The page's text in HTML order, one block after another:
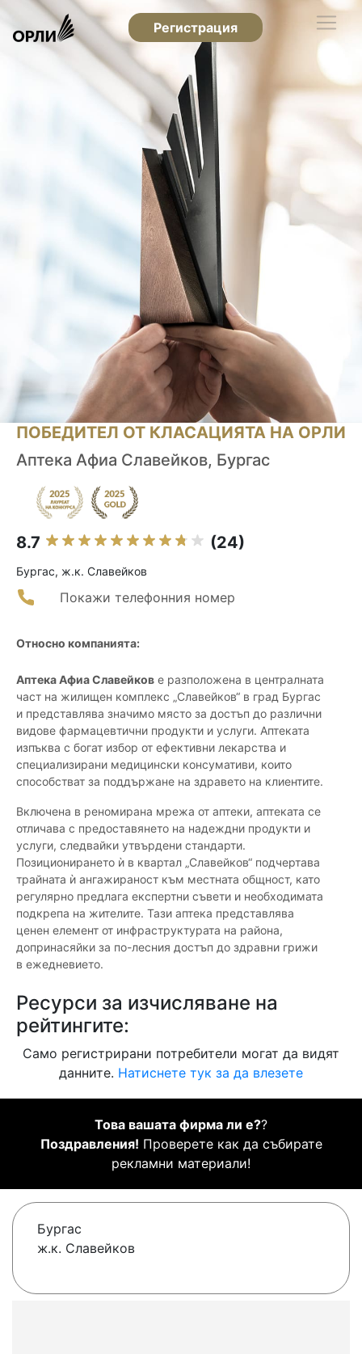
Регистрация
ПОБЕДИТЕЛ ОТ КЛАСАЦИЯТА НА ОРЛИ
Аптека Афиа Славейков, Бургас
8.7 (24)
Бургас, ж.к. Славейков
Покажи телефонния номер
Относно компанията:
Аптека Афиа Славейков е разположена в централната
част на жилищен комплекс „Славейков“ в град Бургас
и представлява значимо място за достъп до различни
видове фармацевтични продукти и услуги. Аптеката
изпъква с богат избор от ефективни лекарства и
специализирани медицински консумативи, които
способстват за поддържане на здравето на клиентите.
Включена в реномирана мрежа от аптеки, аптеката се
отличава с предоставянето на надеждни продукти и
услуги, следвайки утвърдени стандарти.
Позиционирането ѝ в квартал „Славейков“ подчертава
трайната ѝ ангажираност към местната общност, като
регулярно предлага експертни съвети и необходимата
подкрепа на жителите. Тази аптека представлява
ценен елемент от инфраструктурата на района,
допринасяйки за по-лесния достъп до здравни грижи
в ежедневието.
Ресурси за изчисляване на
рейтингите:
Само регистрирани потребители могат да видят
данните. Натиснете тук за да влезете
Това вашата фирма ли е??
Поздравления! Проверете как да събирате
рекламни материали!
Бургас
ж.к. Славейков